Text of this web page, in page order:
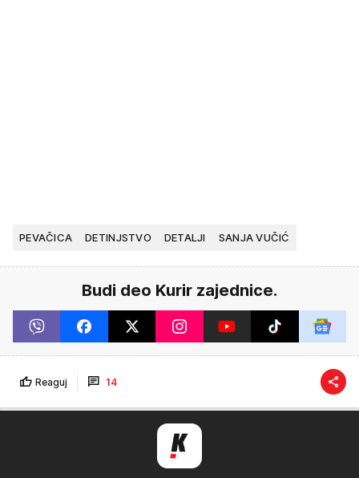
PEVAČICA DETINJSTVO DETALJI SANJA VUČIĆ
Budi deo Kurir zajednice.
Reaguj 14